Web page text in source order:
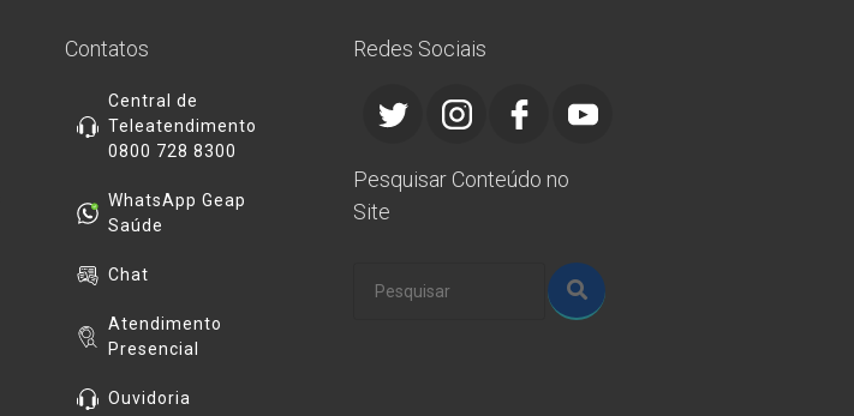
Contatos
Central de
Teleatendimento
0800 728 8300
WhatsApp Geap
Saúde
Chat
Atendimento
Presencial
Ouvidoria
Redes Sociais
Pesquisar Conteúdo no
Site